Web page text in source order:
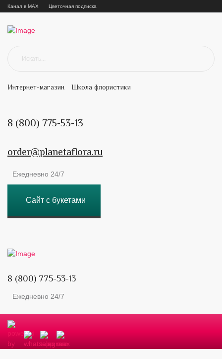
Канал в MAX Цветочная подписка
Интернет-магазин Школа флористики
8 (800) 775-53-13
order@planetaflora.ru
Ежедневно 24/7
Сайт с букетами
8 (800) 775-53-13
Ежедневно 24/7